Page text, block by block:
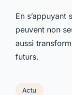
En
peuvent non
aussi
futurs.
Actu